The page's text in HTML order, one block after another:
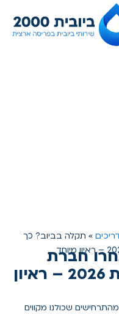
» תקלה בביוב? כך
חברת
ביובית מומלצת בשנת 2026 – ראיון
שכולנו מקווים